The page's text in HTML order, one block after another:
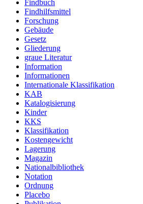
Findbuch
Findhilfsmittel
Forschung
Gebäude
Gesetz
Gliederung
graue Literatur
Information
Informationen
Internationale Klassifikation
KAB
Katalogisierung
Kinder
KKS
Klassifikation
Kostengewicht
Lagerung
Magazin
Nationalbibliothek
Notation
Ordnung
Placebo